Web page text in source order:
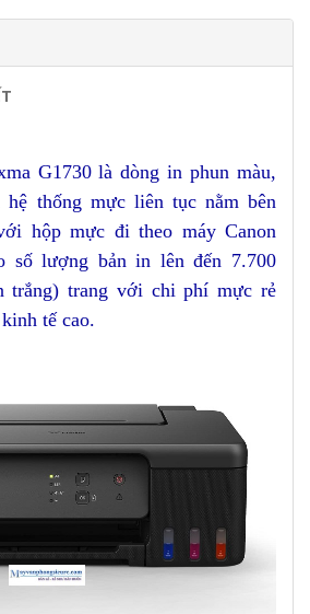
G1730 là dòng in phun màu,
thống mực liên tục nằm bên
hộp mực đi theo máy Canon
số lượng bản in lên đến 7.700
trắng) trang với chi phí mực rẻ
tế cao.